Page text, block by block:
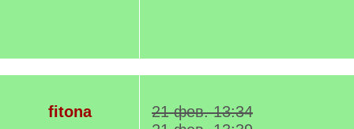
fitona
21 фев. 13:34